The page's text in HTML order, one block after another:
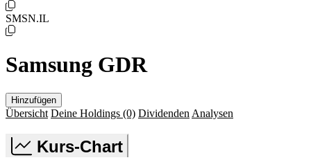
SMSN.IL
Samsung GDR
Hinzufügen
Übersicht Deine Holdings (0) Dividenden Analysen
Kurs-Chart